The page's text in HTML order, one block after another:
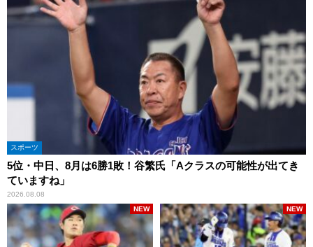
スポーツ
5位・中日、8月は6勝1敗！谷繁氏「Aクラスの可能性が出てき
ていますね」
2026.08.08
NEW NEW